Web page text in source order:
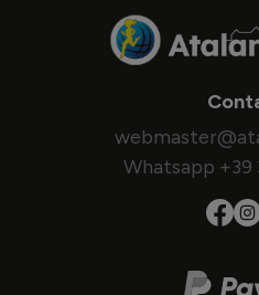
Whatsapp +39